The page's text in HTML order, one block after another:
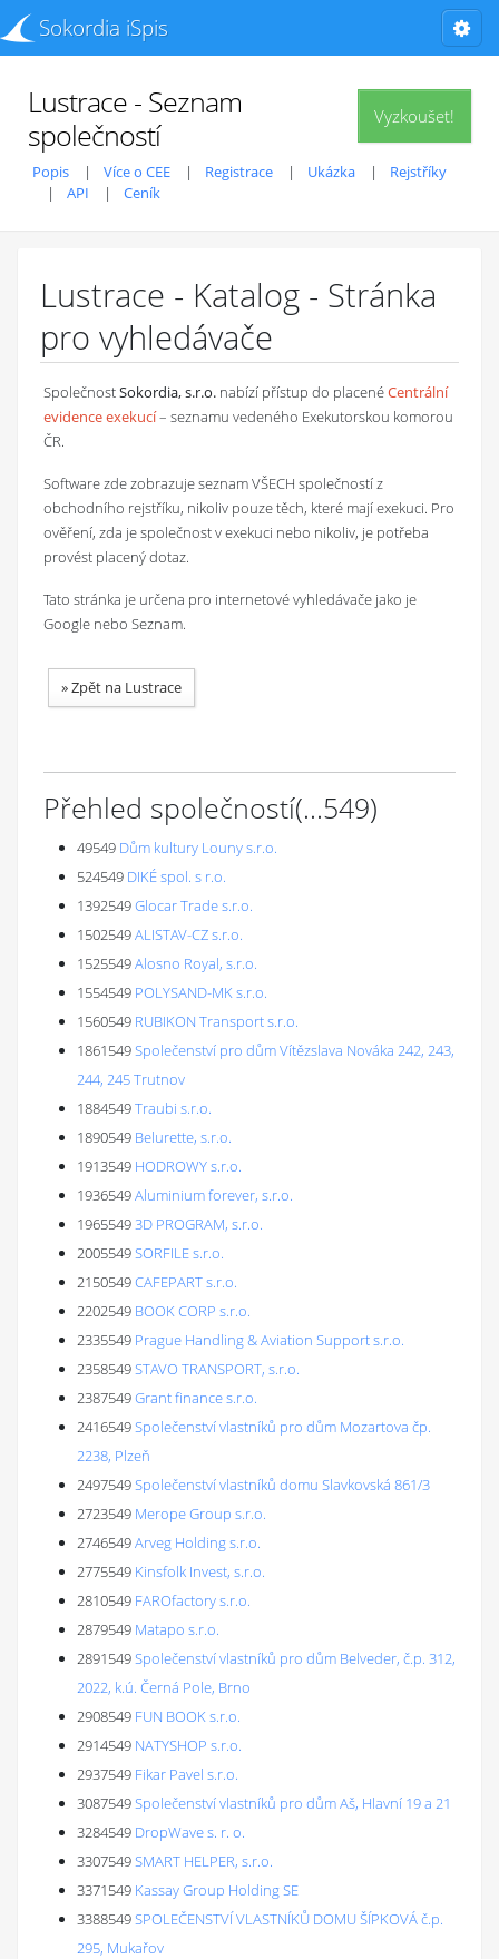
Sokordia iSpis
Vyzkoušet!
Lustrace - Seznam
společností
Popis Více o CEE Registrace Ukázka
Rejstříky
API
Ceník
Lustrace - Katalog - Stránka
pro vyhledávače
SpolečnostSokordia, s.r.o. nabízí přístup do placenéCentrální
evidence exekucí– seznamu vedeného Exekutorskou komorou
ČR.
Software zde zobrazuje seznam VŠECH společností z
obchodního rejstříku, nikoliv pouze těch, které mají exekuci. Pro
ověření, zda je společnost v exekuci nebo nikoliv, je potřeba
provést placený dotaz.
Tato stránka je určena pro internetové vyhledávače jako je
Google nebo Seznam.
»Zpět na Lustrace
Přehled společností(...549)
49549 Dům kultury Louny s.r.o.
524549 DIKÉ spol. s r.o.
1392549Glocar Trade s.r.o.
1502549ALISTAV-CZ s.r.o.
1525549Alosno Royal, s.r.o.
1554549 POLYSAND-MK s.r.o.
1560549 RUBIKON Transport s.r.o.
1861549Společenství pro dům Vítězslava Nováka 242, 243,
244, 245 Trutnov
1884549Traubi s.r.o.
1890549 Belurette, s.r.o.
1913549 HODROWY s.r.o.
1936549Aluminium forever, s.r.o.
19655493D PROGRAM, s.r.o.
2005549SORFILE s.r.o.
2150549CAFEPART s.r.o.
2202549 BOOK CORP s.r.o.
2335549 Prague Handling & Aviation Support s.r.o.
2358549STAVO TRANSPORT, s.r.o.
2387549Grant finance s.r.o.
2416549Společenství vlastníků pro dům Mozartova čp.
2238, Plzeň
2497549Společenství vlastníků domu Slavkovská 861/3
2723549 Merope Group s.r.o.
2746549Arveg Holding s.r.o.
2775549 Kinsfolk Invest, s.r.o.
2810549 FAROfactory s.r.o.
2879549 Matapo s.r.o.
2891549Společenství vlastníků pro dům Belveder, č.p. 312,
2022, k.ú. Černá Pole, Brno
2908549 FUN BOOK s.r.o.
2914549 NATYSHOP s.r.o.
2937549 Fikar Pavel s.r.o.
3087549Společenství vlastníků pro dům Aš, Hlavní 19 a 21
3284549 DropWave s. r. o.
3307549SMART HELPER, s.r.o.
3371549 Kassay Group Holding SE
3388549SPOLEČENSTVÍ VLASTNÍKŮ DOMU ŠÍPKOVÁ č.p.
295, Mukařov